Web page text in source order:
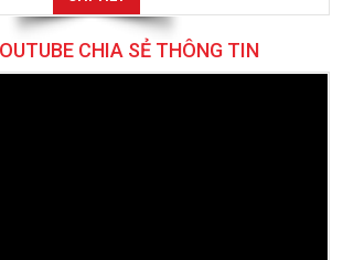
CHIA SẺ THÔNG TIN